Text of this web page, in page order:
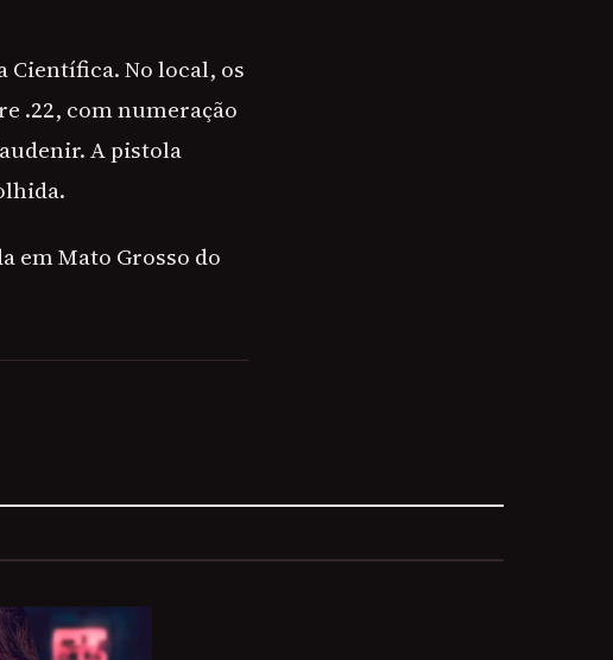
Científica. No local, os
.22, com numeração
A pistola
em Mato Grosso do